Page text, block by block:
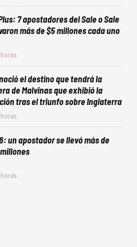
7 apostadores del Sale o Sale
más de $5 millones cada uno
horas
el destino que tendrá la
de Malvinas que exhibió la
tras el triunfo sobre Inglaterra
horas
un apostador se llevó más de
horas